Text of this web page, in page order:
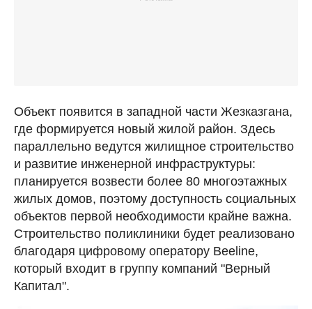
Объект появится в западной части Жезказгана,
где формируется новый жилой район. Здесь
параллельно ведутся жилищное строительство
и развитие инженерной инфраструктуры:
планируется возвести более 80 многоэтажных
жилых домов, поэтому доступность социальных
объектов первой необходимости крайне важна.
Строительство поликлиники будет реализовано
благодаря цифровому оператору Beeline,
который входит в группу компаний "Верный
Капитал".